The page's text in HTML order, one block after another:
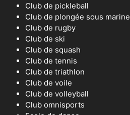
Club de pickleball
Club de plongée sous marine
Club de rugby
Club de ski
Club de squash
Club de tennis
Club de triathlon
Club de voile
Club de volleyball
Club omnisports